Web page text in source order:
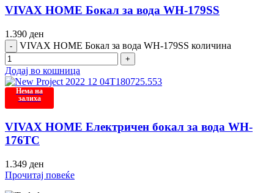
VIVAX HOME Бокал за вода WH-179SS
1.390 ден
VIVAX HOME Бокал за вода WH-179SS количина
Додај во кошница
Нема на
залиха
VIVAX HOME Електричен бокал за вода WH-
176TC
1.349 ден
Прочитај повеќе